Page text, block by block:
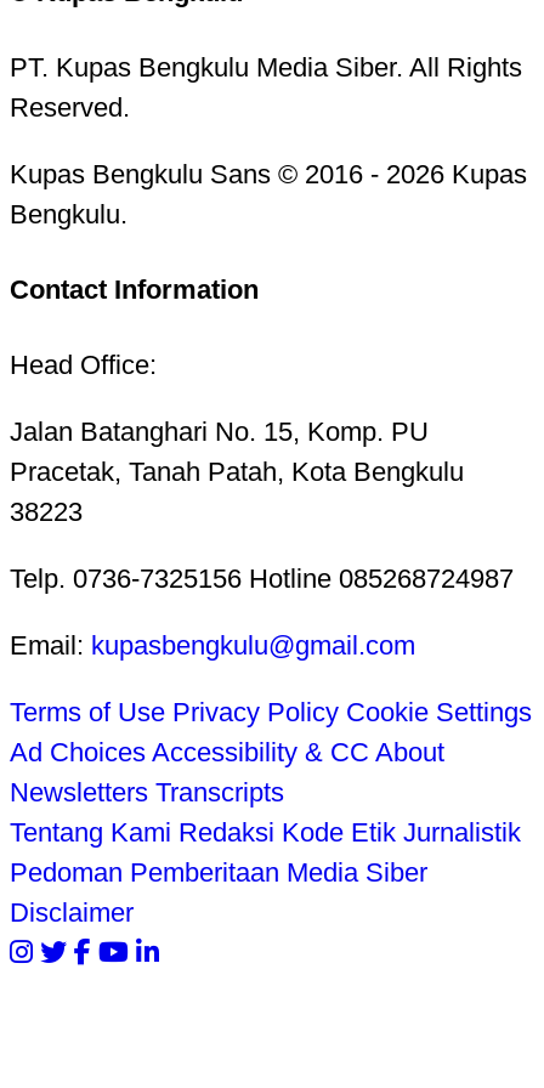
PT. Kupas Bengkulu Media Siber. All Rights
Reserved.
Kupas Bengkulu Sans © 2016 - 2026 Kupas
Bengkulu.
Contact Information
Head Office:
Jalan Batanghari No. 15, Komp. PU
Pracetak, Tanah Patah, Kota Bengkulu
38223
Telp. 0736-7325156 Hotline 085268724987
Email: kupasbengkulu@gmail.com
Terms of Use Privacy Policy Cookie Settings
Ad Choices Accessibility & CC About
Newsletters Transcripts
Tentang Kami Redaksi Kode Etik Jurnalistik
Pedoman Pemberitaan Media Siber
Disclaimer